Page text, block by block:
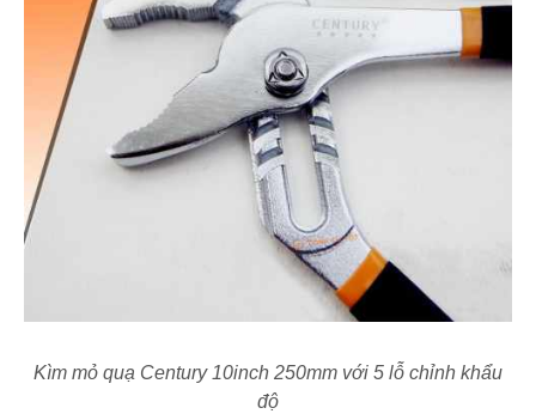
Kìm mỏ quạ Century 10inch 250mm với 5 lỗ chỉnh khẩu
độ